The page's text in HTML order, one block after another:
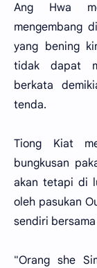
Ang Hwa
mengembang
yang bening
tidak dapat
berkata
tenda.
Tiong Kiat
bungkusan
akan tetapi di
oleh pasukan
sendiri
"Orang she